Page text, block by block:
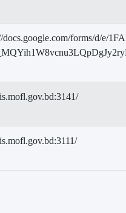
docs.google.com/forms/d/e/